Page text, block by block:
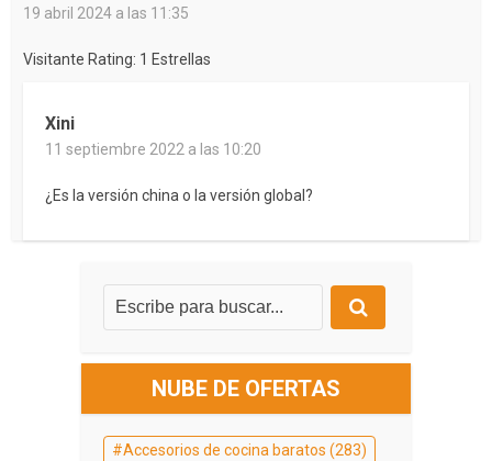
19 abril 2024 a las 11:35
Visitante Rating: 1 Estrellas
Xini
11 septiembre 2022 a las 10:20
¿Es la versión china o la versión global?
NUBE DE OFERTAS
Accesorios de cocina baratos (283)